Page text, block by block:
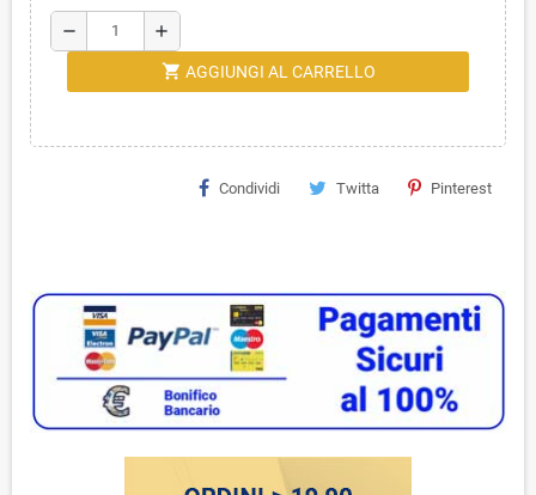
remove add
shopping_cart AGGIUNGI AL CARRELLO
Condividi Twitta Pinterest